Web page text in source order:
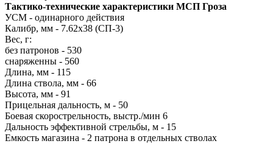
Тактико-технические характеристики МСП Гроза
УСМ - одинарного действия
Калибр, мм - 7.62x38 (СП-3)
Вес, г:
без патронов - 530
снаряженны - 560
Длина, мм - 115
Длина ствола, мм - 66
Высота, мм - 91
Прицельная дальность, м - 50
Боевая скорострельность, выстр./мин 6
Дальность эффективной стрельбы, м - 15
Емкость магазина - 2 патрона в отдельных стволах